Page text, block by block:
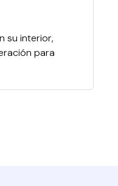
su interior,
para